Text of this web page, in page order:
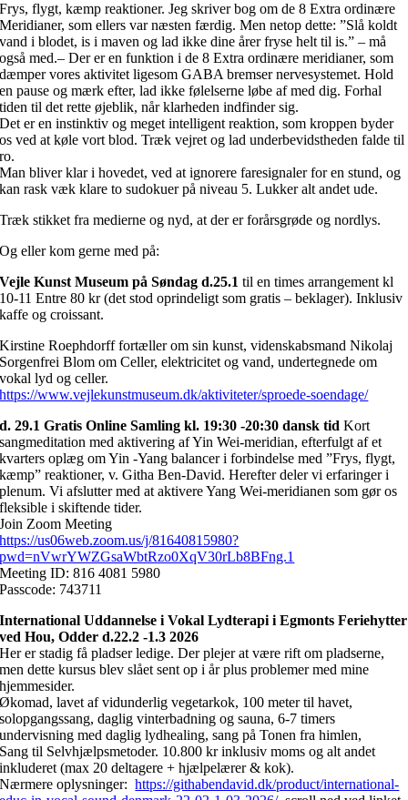
Frys, flygt, kæmp reaktioner. Jeg skriver bog om de 8 Extra ordinære
Meridianer, som ellers var næsten færdig. Men netop dette: ”Slå koldt
vand i blodet, is i maven og lad ikke dine årer fryse helt til is.” – må
også med.– Der er en funktion i de 8 Extra ordinære meridianer, som
dæmper vores aktivitet ligesom GABA bremser nervesystemet. Hold
en pause og mærk efter, lad ikke følelserne løbe af med dig. Forhal
tiden til det rette øjeblik, når klarheden indfinder sig.
Det er en instinktiv og meget intelligent reaktion, som kroppen byder
os ved at køle vort blod. Træk vejret og lad underbevidstheden falde til
ro.
Man bliver klar i hovedet, ved at ignorere faresignaler for en stund, og
kan rask væk klare to sudokuer på niveau 5. Lukker alt andet ude.
Træk stikket fra medierne og nyd, at der er forårsgrøde og nordlys.
Og eller kom gerne med på:
Vejle Kunst Museum på Søndag d.25.1 til en times arrangement kl
10-11 Entre 80 kr (det stod oprindeligt som gratis – beklager). Inklusiv
kaffe og croissant.
Kirstine Roephdorff fortæller om sin kunst, videnskabsmand Nikolaj
Sorgenfrei Blom om Celler, elektricitet og vand, undertegnede om
vokal lyd og celler.
https://www.vejlekunstmuseum.dk/aktiviteter/sproede-soendage/
d. 29.1 Gratis Online Samling kl. 19:30 -20:30 dansk tidKort
sangmeditation med aktivering af Yin Wei-meridian, efterfulgt af et
kvarters oplæg om Yin -Yang balancer i forbindelse med ”Frys, flygt,
kæmp” reaktioner, v. Githa Ben-David. Herefter deler vi erfaringer i
plenum. Vi afslutter med at aktivere Yang Wei-meridianen som gør os
fleksible i skiftende tider.
Join Zoom Meeting
https://us06web.zoom.us/j/81640815980?
pwd=nVwrYWZGsaWbtRzo0XqV30rLb8BFng.1
Meeting ID: 816 4081 5980
Passcode: 743711
International Uddannelse i Vokal Lydterapi i Egmonts Feriehytter
ved Hou, Odder d.22.2 -1.3 2026
Her er stadig få pladser ledige. Der plejer at være rift om pladserne,
men dette kursus blev slået sent op i år plus problemer med mine
hjemmesider.
Økomad, lavet af vidunderlig vegetarkok, 100 meter til havet,
solopgangssang, daglig vinterbadning og sauna, 6-7 timers
undervisning med daglig lydhealing, sang på Tonen fra himlen,
Sang til Selvhjælpsmetoder. 10.800 kr inklusiv moms og alt andet
inkluderet (max 20 deltagere + hjælpelærer & kok).
Nærmere oplysninger:https://githabendavid.dk/product/international-